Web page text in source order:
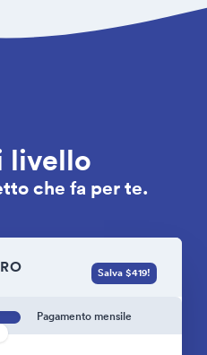
livello
che fa per te.
Pagamento mensile
Salva $419!